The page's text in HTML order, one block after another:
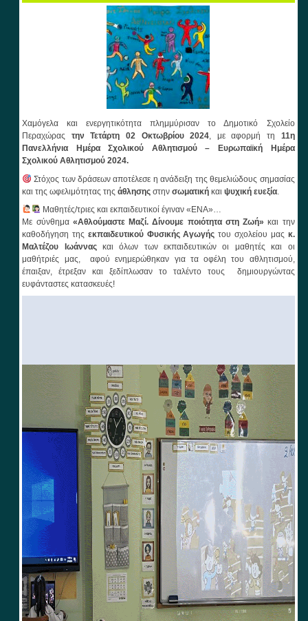
Χαμόγελα και ενεργητικότητα πλημμύρισαν το Δημοτικό Σχολείο
Περαχώρας την Τετάρτη 02 Οκτωβρίου 2024, με αφορμή τη 11η
Πανελλήνια Ημέρα Σχολικού Αθλητισμού – Ευρωπαϊκή Ημέρα
Σχολικού Αθλητισμού 2024.
Στόχος των δράσεων αποτέλεσε η ανάδειξη της θεμελιώδους σημασίας
και της ωφελιμότητας τηςάθλησης στηνσωματική καιψυχική ευεξία
Μαθητές/τριες και εκπαιδευτικοί έγιναν «ΕΝΑ»…
Με σύνθημα «Αθλούμαστε Μαζί. Δίνουμε ποιότητα στη Ζωή» και την
καθοδήγηση της εκπαιδευτικού Φυσικής Αγωγής του σχολείου μας κ.
Μαλτέζου Ιωάνναςκαι όλων των εκπαιδευτικών οι μαθητές και οι
μαθήτριές μας, αφού ενημερώθηκαν για τα οφέλη του αθλητισμού,
έπαιξαν, έτρεξαν και ξεδίπλωσαν το ταλέντο τους δημιουργώντας
ευφάνταστες κατασκευές!